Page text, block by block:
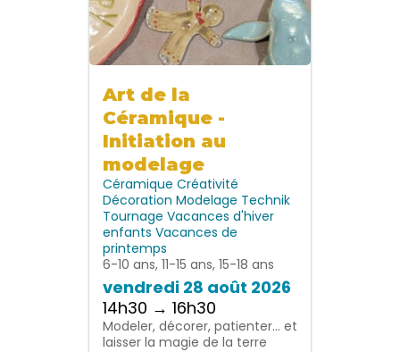
Art de la
Céramique -
Initiation au
modelage
Céramique Créativité
Décoration Modelage Technik
Tournage Vacances d'hiver
enfants Vacances de
printemps
6-10 ans, 11-15 ans, 15-18 ans
vendredi 28 août 2026
14h30 → 16h30
Modeler, décorer, patienter… et
laisser la magie de la terre